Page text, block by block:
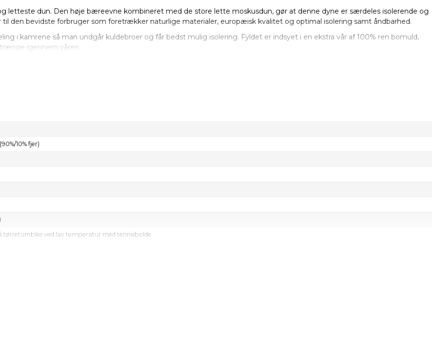
letteste dun. Den høje bæreevne kombineret med de store lette moskusdun, gør at denne dyne er særdeles isolerende og
den bevidste forbruger som foretrækker naturlige materialer, europæisk kvalitet og optimal isolering samt åndbarhed.
i kamrene så man undgår kuldebroer og får bedst mulig isolering. Fyldet er indsyet i en ekstra vår af 100% ren bomuld,
igennem våren.
10% fjer)
tørretumbles ved lav temperatur med tennisbolde